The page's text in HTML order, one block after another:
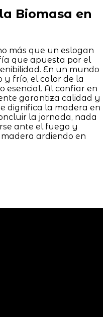
Biomasa en
más que un eslogan
que apuesta por el
En un mundo
y frío, el calor de la
esencial. Al confiar en
garantiza calidad y
dignifica la madera en
la jornada, nada
ante el fuego y
ardiendo en